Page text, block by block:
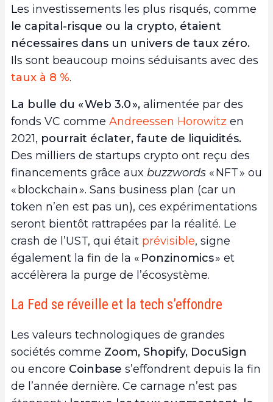
Les investissements les plus risqués, comme
le capital-risque ou la crypto, étaient
nécessaires dans un univers de taux zéro.
Ils sont beaucoup moins séduisants avec des
taux à 8 %.
La bulle du « Web 3.0 », alimentée par des
fonds VC comme Andreessen Horowitz en
2021, pourrait éclater, faute de liquidités.
Des milliers de startups crypto ont reçu des
financements grâce aux buzzwords « NFT » ou
« blockchain ». Sans business plan (car un
token n’en est pas un), ces expérimentations
seront bientôt rattrapées par la réalité. Le
crash de l’UST, qui était prévisible, signe
également la fin de la « Ponzinomics» et
accélèrera la purge de l’écosystème.
La Fed se réveille et la tech s’effondre
Les valeurs technologiques de grandes
sociétés comme Zoom, Shopify, DocuSign
ou encore Coinbase s’effondrent depuis la fin
de l’année dernière. Ce carnage n’est pas